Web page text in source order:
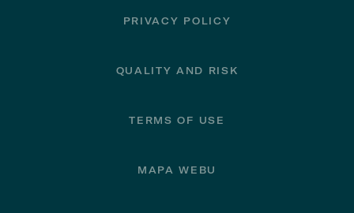
PRIVACY POLICY
QUALITY AND RISK
TERMS OF USE
MAPA WEBU